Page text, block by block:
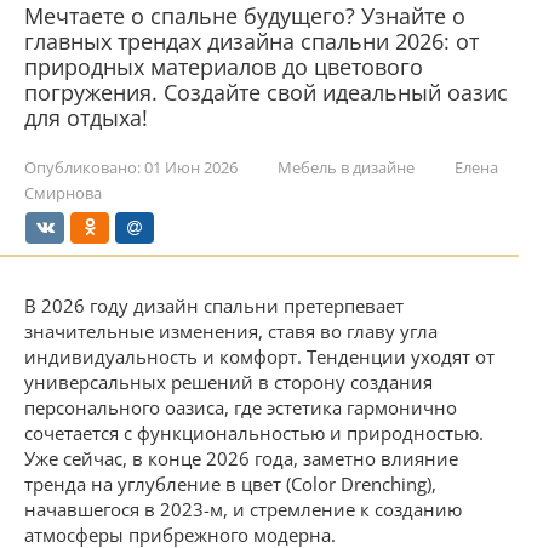
Мечтаете о спальне будущего? Узнайте о
главных трендах дизайна спальни 2026: от
природных материалов до цветового
погружения. Создайте свой идеальный оазис
для отдыха!
Опубликовано:01 Июн 2026 Мебель в дизайне
Елена
Смирнова
В 2026 году дизайн спальни претерпевает
значительные изменения, ставя во главу угла
индивидуальность и комфорт. Тенденции уходят от
универсальных решений в сторону создания
персонального оазиса, где эстетика гармонично
сочетается с функциональностью и природностью.
Уже сейчас, в конце 2026 года, заметно влияние
тренда на углубление в цвет (Color Drenching),
начавшегося в 2023-м, и стремление к созданию
атмосферы прибрежного модерна.